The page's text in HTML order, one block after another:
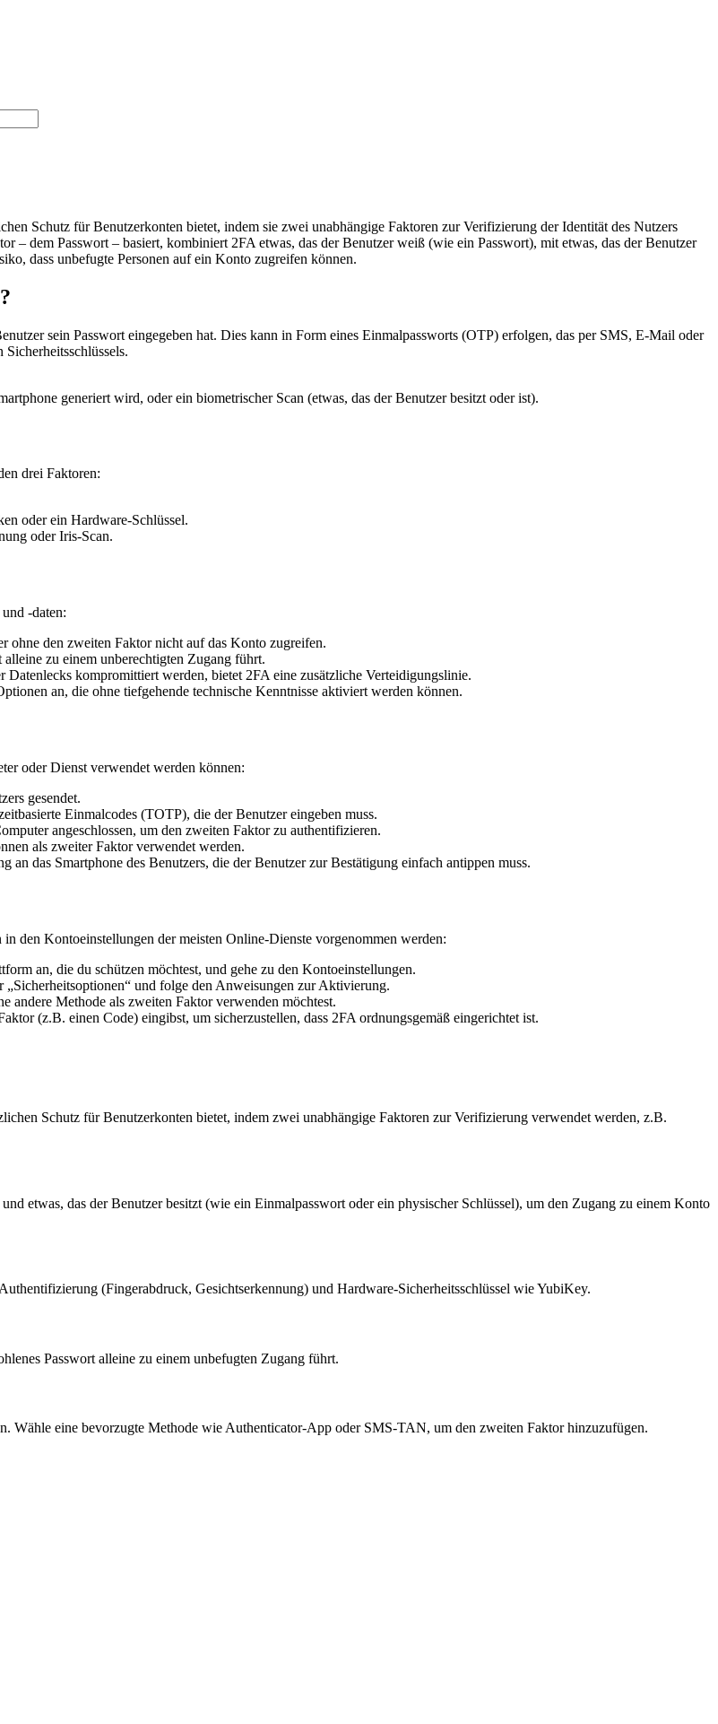
Schutz für Benutzerkonten bietet, indem sie zwei unabhängige Faktoren zur Verifizierung der Identität des Nutzers
– dem Passwort – basiert, kombiniert 2FA etwas, das der Benutzer weiß (wie ein Passwort), mit etwas, das der Benutzer
dass unbefugte Personen auf ein Konto zugreifen können.
sein Passwort eingegeben hat. Dies kann in Form eines Einmalpassworts (OTP) erfolgen, das per SMS, E-Mail oder
generiert wird, oder ein biometrischer Scan (etwas, das der Benutzer besitzt oder ist).
drei Faktoren:
oder ein Hardware-Schlüssel.
oder Iris-Scan.
-daten:
ohne den zweiten Faktor nicht auf das Konto zugreifen.
zu einem unberechtigten Zugang führt.
Datenlecks kompromittiert werden, bietet 2FA eine zusätzliche Verteidigungslinie.
an, die ohne tiefgehende technische Kenntnisse aktiviert werden können.
oder Dienst verwendet werden können:
gesendet.
Einmalcodes (TOTP), die der Benutzer eingeben muss.
angeschlossen, um den zweiten Faktor zu authentifizieren.
als zweiter Faktor verwendet werden.
an das Smartphone des Benutzers, die der Benutzer zur Bestätigung einfach antippen muss.
Kontoeinstellungen der meisten Online-Dienste vorgenommen werden:
an, die du schützen möchtest, und gehe zu den Kontoeinstellungen.
und folge den Anweisungen zur Aktivierung.
andere Methode als zweiten Faktor verwenden möchtest.
(z.B. einen Code) eingibst, um sicherzustellen, dass 2FA ordnungsgemäß eingerichtet ist.
Schutz für Benutzerkonten bietet, indem zwei unabhängige Faktoren zur Verifizierung verwendet werden, z.B.
etwas, das der Benutzer besitzt (wie ein Einmalpasswort oder ein physischer Schlüssel), um den Zugang zu einem Konto
(Fingerabdruck, Gesichtserkennung) und Hardware-Sicherheitsschlüssel wie YubiKey.
Passwort alleine zu einem unbefugten Zugang führt.
Wähle eine bevorzugte Methode wie Authenticator-App oder SMS-TAN, um den zweiten Faktor hinzuzufügen.